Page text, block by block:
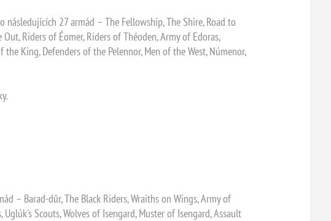
27 armád – The Fellowship, The Shire, Road to
Riders of Éomer, Riders of Théoden, Army of Edoras,
King, Defenders of the Pelennor, Men of the West, Númenor,
– Barad-dûr, The Black Riders, Wraiths on Wings, Army of
Scouts, Wolves of Isengard, Muster of Isengard, Assault